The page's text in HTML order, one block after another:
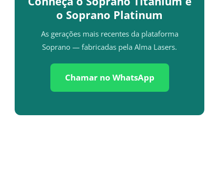
o Soprano Platinum
As gerações mais recentes da plataforma
Soprano — fabricadas pela Alma Lasers.
Chamar no WhatsApp